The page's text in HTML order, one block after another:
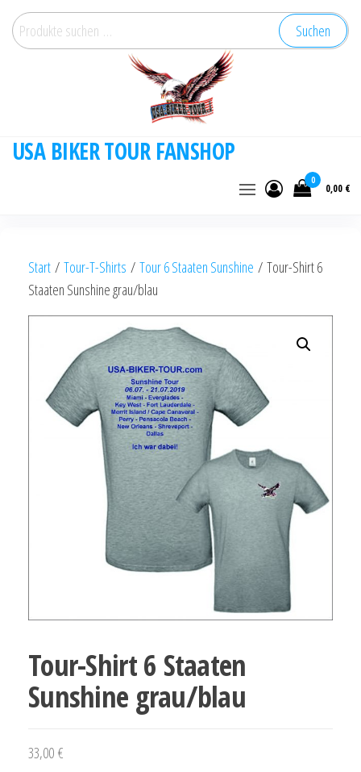
Inhalt
springen
Suchen
nach:
Suchen
USA BIKER TOUR FANSHOP
0
0,00 €
Start / Tour-T-Shirts / Tour 6 Staaten Sunshine / Tour-Shirt 6
Staaten Sunshine grau/blau
Tour-Shirt 6 Staaten
Sunshine grau/blau
33,00 €